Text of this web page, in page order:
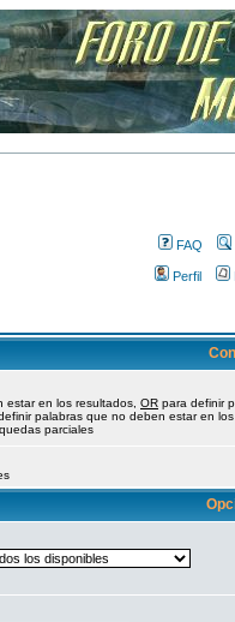
FAQ
Perfil
en los resultados, OR para definir
palabras que no deben estar en los
parciales